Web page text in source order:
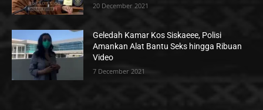
20 December 2021
Geledah Kamar Kos Siskaeee, Polisi
Amankan Alat Bantu Seks hingga Ribuan
Video
7 December 2021